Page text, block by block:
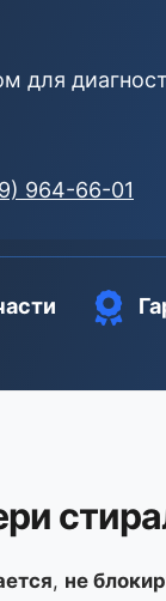
для
964-66-01
, не